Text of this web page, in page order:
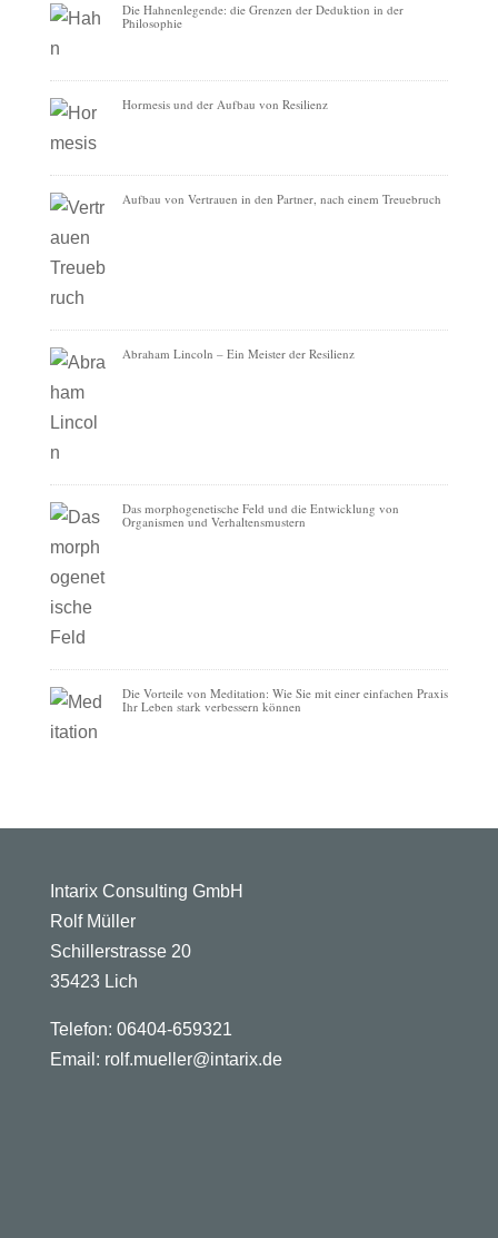
Die Hahnenlegende: die Grenzen der Deduktion in der
Philosophie
Hormesis und der Aufbau von Resilienz
Aufbau von Vertrauen in den Partner, nach einem Treuebruch
Abraham Lincoln – Ein Meister der Resilienz
Das morphogenetische Feld und die Entwicklung von
Organismen und Verhaltensmustern
Die Vorteile von Meditation: Wie Sie mit einer einfachen Praxis
Ihr Leben stark verbessern können
Intarix Consulting GmbH
Rolf Müller
Schillerstrasse 20
35423 Lich
Telefon: 06404-659321
Email: rolf.mueller@intarix.de